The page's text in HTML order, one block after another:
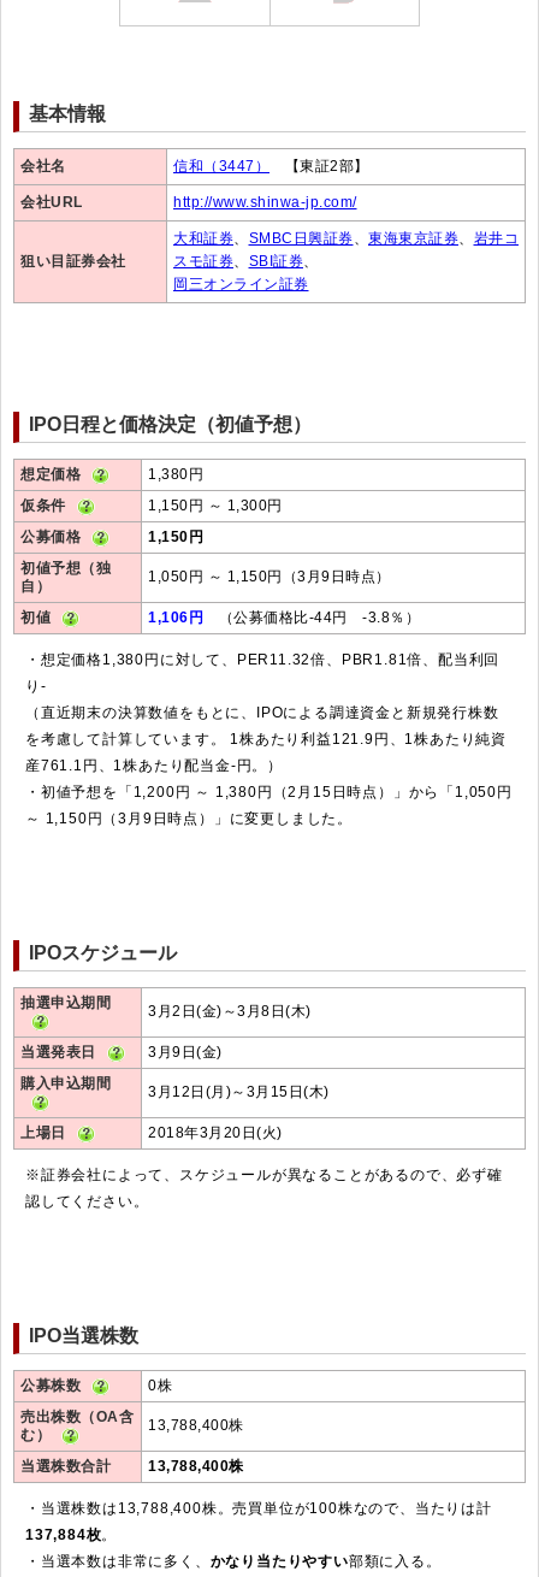
基本情報
会社名 信和（3447） 【東証2部】
会社URL http://www.shinwa-jp.com/
狙い目証券会社
大和証券、 SMBC日興証券、 東海東京証券、 岩井コ
スモ証券、 SBI証券、
岡三オンライン証券
IPO日程と価格決定（初値予想）
想定価格
1,380円
仮条件
1,150円 ～ 1,300円
公募価格
1,150円
初値予想（独
自）
1,050円 ～ 1,150円（3月9日時点）
初値 1,106円 （公募価格比-44円 -3.8％）
・想定価格1,380円に対して、PER11.32倍、PBR1.81倍、配当利回
り-
（直近期末の決算数値をもとに、IPOによる調達資金と新規発行株数
を考慮して計算しています。 1株あたり利益121.9円、1株あたり純資
産761.1円、1株あたり配当金-円。）
・初値予想を「1,200円 ～ 1,380円（2月15日時点）」から「1,050円
～ 1,150円（3月9日時点）」に変更しました。
IPOスケジュール
抽選申込期間 3月2日(金)～3月8日(木)
当選発表日
3月9日(金)
購入申込期間
3月12日(月)～3月15日(木)
上場日 2018年3月20日(火)
※証券会社によって、スケジュールが異なることがあるので、必ず確
認してください。
IPO当選株数
公募株数
0株
売出株数（OA含
む）
13,788,400株
当選株数合計 13,788,400株
・当選株数は13,788,400株。売買単位が100株なので、当たりは計
137,884枚。
・当選本数は非常に多く、 かなり当たりやすい部類に入る。